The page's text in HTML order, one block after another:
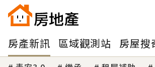
房產新訊 區域觀測站 房屋搜